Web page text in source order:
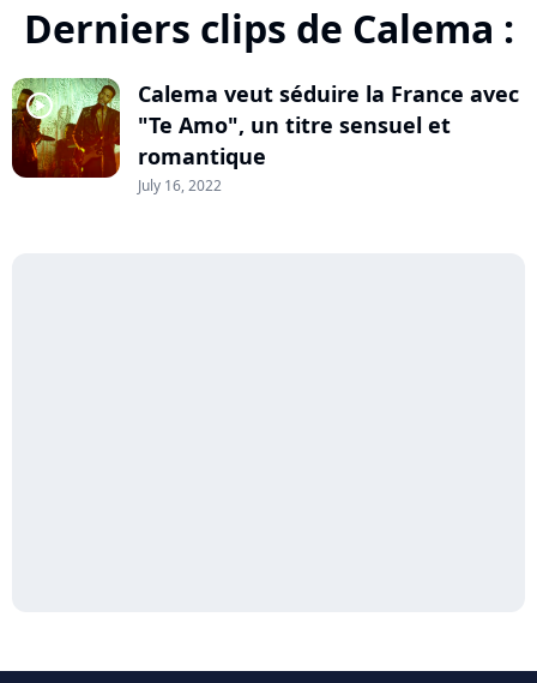
Derniers clips de Calema :
player2
Calema veut séduire la France avec
"Te Amo", un titre sensuel et
romantique
July 16, 2022